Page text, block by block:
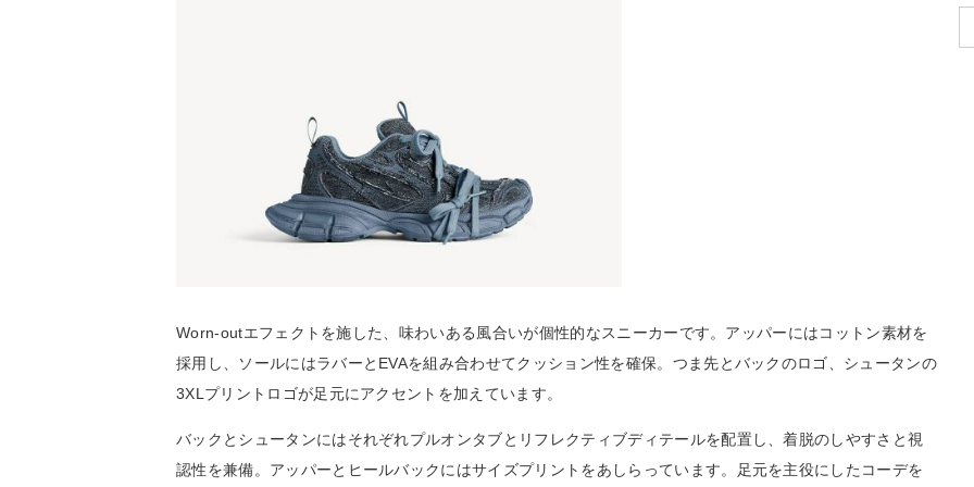
Worn-outエフェクトを施した、味わいある風合いが個性的なスニーカーです。アッパーにはコットン素材を
採用し、ソールにはラバーとEVAを組み合わせてクッション性を確保。つま先とバックのロゴ、シュータンの
3XLプリントロゴが足元にアクセントを加えています。
バックとシュータンにはそれぞれプルオンタブとリフレクティブディテールを配置し、着脱のしやすさと視
認性を兼備。アッパーとヒールバックにはサイズプリントをあしらっています。足元を主役にしたコーデを